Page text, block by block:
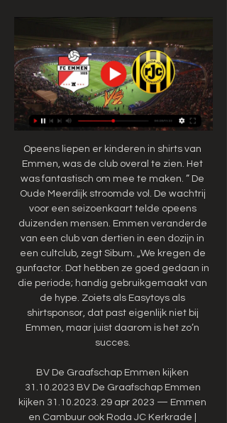
Opeens liepen er kinderen in shirts van
Emmen, was de club overal te zien. Het
was fantastisch om mee te maken. ” De
Oude Meerdijk stroomde vol. De wachtrij
voor een seizoenkaart telde opeens
duizenden mensen. Emmen veranderde
van een club van dertien in een dozijn in
een cultclub, zegt Sibum. „We kregen de
gunfactor. Dat hebben ze goed gedaan in
die periode; handig gebruikgemaakt van
de hype. Zoiets als Easytoys als
shirtsponsor, dat past eigenlijk niet bij
Emmen, maar juist daarom is het zo’n
succes.
BV De Graafschap Emmen kijken
31.10.2023 BV De Graafschap Emmen
kijken 31.10.2023. 29 apr 2023 — Emmen
en Cambuur ook Roda JC Kerkrade |